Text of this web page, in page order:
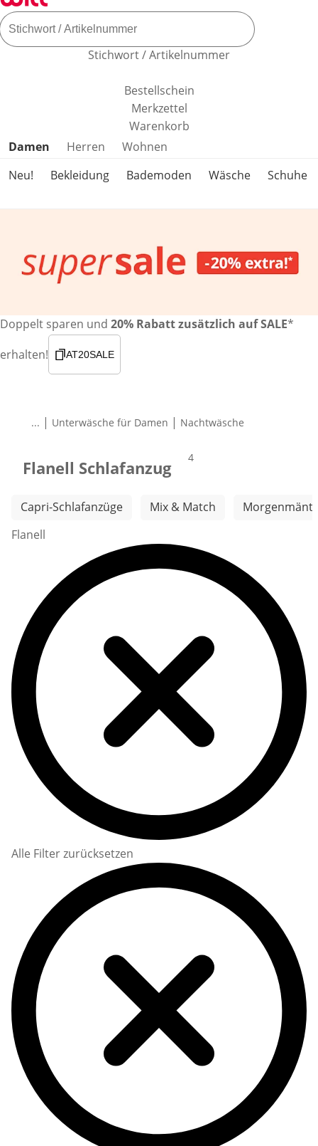
Stichwort / Artikelnummer
Bestellschein
Merkzettel
Warenkorb
Produktkategorien überspringen
Damen Herren
Wohnen
Neu!
Bekleidung Bademoden Wäsche Schuhe
Doppelt sparen und 20% Rabatt zusätzlich auf SALE*
erhalten!
AT20SALE
... | Unterwäsche für Damen | Nachtwäsche
Flanell Schlafanzug Produkte
4
Weitere Kategorien überspringen
Capri-Schlafanzüge Mix & Match
Flanell
Alle Filter zurücksetzen